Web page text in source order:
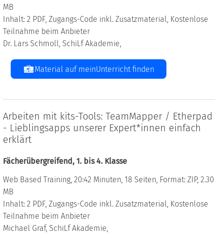
MB
Inhalt: 2 PDF, Zugangs-Code inkl. Zusatzmaterial, Kostenlose
Teilnahme beim Anbieter
Dr. Lars Schmoll, SchiLf Akademie,
Material auf meinUnterricht finden
Arbeiten mit kits-Tools: TeamMapper / Etherpad
- Lieblingsapps unserer Expert*innen einfach
erklärt
Fächerübergreifend, 1. bis 4. Klasse
Web Based Training, 20:42 Minuten, 18 Seiten, Format: ZIP, 2.30
MB
Inhalt: 2 PDF, Zugangs-Code inkl. Zusatzmaterial, Kostenlose
Teilnahme beim Anbieter
Michael Graf, SchiLf Akademie,